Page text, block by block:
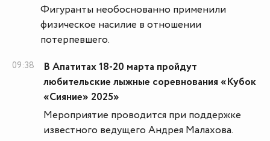
Фигуранты необоснованно применили
физическое насилие в отношении
потерпевшего.
09:38
В Апатитах 18-20 марта пройдут
любительские лыжные соревнования «Кубок
«Сияние» 2025»
Мероприятие проводится при поддержке
известного ведущего Андрея Малахова.